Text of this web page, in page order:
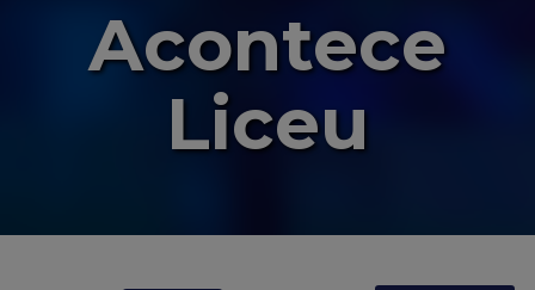
Acontece
Liceu